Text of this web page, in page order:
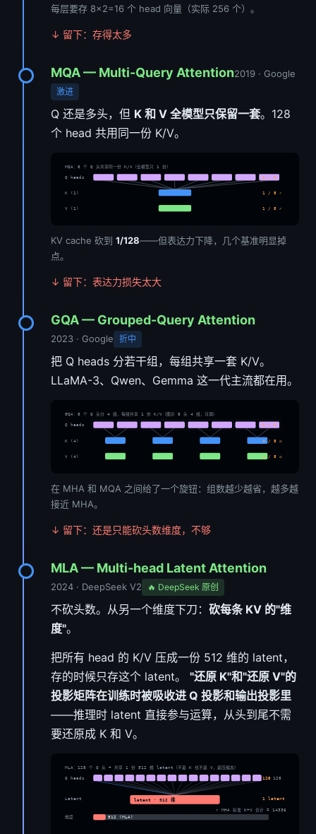
每层要存 8×2=16 个 head 向量（实际 256 个）。
↓ 留下：存得太多
MQA — Multi-Query Attention2019 · Google
激进
Q 还是多头，但 K 和 V 全模型只保留一套。128
个 head 共用同一份 K/V。
MQA：8 个 Q 头共享同一份 K/V（全模型只 1 份）
Q heads
K (1)
V (1)
8 / 8
1 / 8 ✓
1 / 8 ✓
KV cache 砍到 1/128——但表达力下降，几个基准明显掉
点。
↓ 留下：表达力损失太大
GQA — Grouped-Query Attention
2023 · Google 折中
把 Q heads 分若干组，每组共享一套 K/V。
LLaMA-3、Qwen、Gemma 这一代主流都在用。
GQA：8 个 Q 头分 4 组，每组共享 1 份 K/V（图示 8 头 4 组，可调）
Q heads
K (4)
V (4)
8 / 8
4 / 8 ⚖
4 / 8 ⚖
在 MHA 和 MQA 之间给了一个旋钮：组数越少越省，越多越
接近 MHA。
↓ 留下：还是只能砍头数维度，不够
MLA — Multi-head Latent Attention
2024 · DeepSeek V2 🔥 DeepSeek 原创
不砍头数。从另一个维度下刀： 砍每条 KV 的"维
度"。
把所有 head 的 K/V 压成一份 512 维的 latent，
存的时候只存这个 latent。 "还原 K"和"还原 V"的
投影矩阵在训练时被吸收进 Q 投影和输出投影里
——推理时 latent 直接参与运算，从头到尾不需
要还原成 K 和 V。
MLA：128 个 Q 头 + 共享 1 份 512 维 latent（不是 K 也不是 V，是压缩态）
Q heads × 128
Latent latent · 512 维
维度 512 (MLA)
↑ MHA 标准 K+V 合计 = 14336 维
128
1 latent